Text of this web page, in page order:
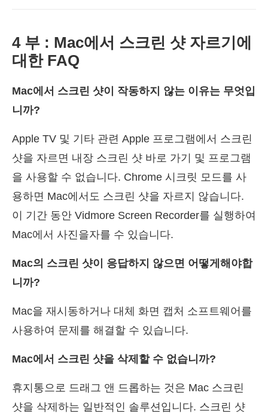
4 부 : Mac에서 스크린 샷 자르기에
대한 FAQ
Mac에서 스크린 샷이 작동하지 않는 이유는 무엇입
니까?
Apple TV 및 기타 관련 Apple 프로그램에서 스크린
샷을 자르면 내장 스크린 샷 바로 가기 및 프로그램
을 사용할 수 없습니다. Chrome 시크릿 모드를 사
용하면 Mac에서도 스크린 샷을 자르지 않습니다.
이 기간 동안 Vidmore Screen Recorder를 실행하여
Mac에서 사진을자를 수 있습니다.
Mac의 스크린 샷이 응답하지 않으면 어떻게해야합
니까?
Mac을 재시동하거나 대체 화면 캡처 소프트웨어를
사용하여 문제를 해결할 수 있습니다.
Mac에서 스크린 샷을 삭제할 수 없습니까?
휴지통으로 드래그 앤 드롭하는 것은 Mac 스크린
샷을 삭제하는 일반적인 솔루션입니다. 스크린 샷